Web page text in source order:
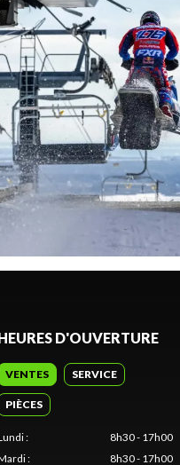
D'OUVERTURE
VENTES SERVICE
PIÈCES
:
8h30 - 17h00
: 8h30 - 17h00